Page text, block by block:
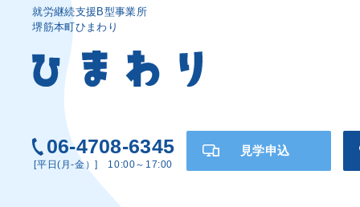
就労継続支援B型事業所
堺筋本町ひまわり
06-4708-6345
[平日(月-金）] 10:00～17:00
見学申込